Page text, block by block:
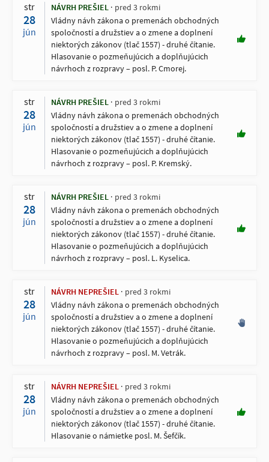
str
28
jún
NÁVRH PREŠIEL
pred 3 rokmi
Vládny návh zákona o premenách obchodných
spoločností a družstiev a o zmene a doplnení
niektorých zákonov (tlač 1557) - druhé čítanie.
Hlasovanie o pozmeňujúcich a doplňujúcich
návrhoch z rozpravy – posl. P. Cmorej.
str
28
jún
NÁVRH PREŠIEL
pred 3 rokmi
Vládny návh zákona o premenách obchodných
spoločností a družstiev a o zmene a doplnení
niektorých zákonov (tlač 1557) - druhé čítanie.
Hlasovanie o pozmeňujúcich a doplňujúcich
návrhoch z rozpravy – posl. P. Kremský.
str
28
jún
NÁVRH PREŠIEL
pred 3 rokmi
Vládny návh zákona o premenách obchodných
spoločností a družstiev a o zmene a doplnení
niektorých zákonov (tlač 1557) - druhé čítanie.
Hlasovanie o pozmeňujúcich a doplňujúcich
návrhoch z rozpravy – posl. L. Kyselica.
str
28
jún
NÁVRH NEPREŠIEL
pred 3 rokmi
Vládny návh zákona o premenách obchodných
spoločností a družstiev a o zmene a doplnení
niektorých zákonov (tlač 1557) - druhé čítanie.
Hlasovanie o pozmeňujúcich a doplňujúcich
návrhoch z rozpravy – posl. M. Vetrák.
str
28
jún
NÁVRH NEPREŠIEL
pred 3 rokmi
Vládny návh zákona o premenách obchodných
spoločností a družstiev a o zmene a doplnení
niektorých zákonov (tlač 1557) - druhé čítanie.
Hlasovanie o námietke posl. M. Šefčík.